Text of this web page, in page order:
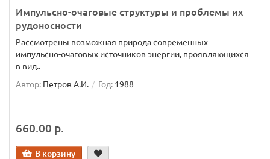
Импульсно-очаговые структуры и проблемы их
рудоносности
Рассмотрены возможная природа современных
импульсно-очаговых источников энергии, проявляющихся
в вид..
Автор: Петров А.И. Год: 1988
660.00 р.
В корзину